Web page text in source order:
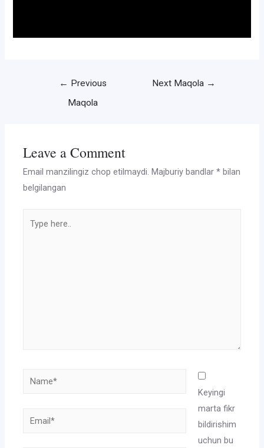
← Previous
Maqola
Next Maqola →
Leave a Comment
Email manzilingiz chop etilmaydi. Majburiy bandlar* bilan
belgilangan
here..
Name*
Email*
Keyingi
marta fikr
bildirishim
uchun bu